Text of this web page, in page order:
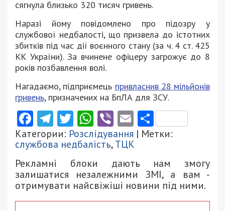
сягнула близько 320 тисяч гривень.
Наразі йому повідомлено про підозру у
службової недбалості, що призвела до істотних
збитків під час дії воєнного стану (за ч. 4 ст. 425
КК України). За вчинене офіцеру загрожує до 8
років позбавлення волі.
Нагадаємо, підприємець привласнив 28 мільйонів
гривень, призначених на БпЛА для ЗСУ.
Facebook
Telegram
Twitter
WhatsApp
ViberEmail
Категории: Розслідування | Метки:
службова недбалість,ТЦК
Рекламні блоки дають нам змогу
залишатися незалежними ЗМІ, а вам -
отримувати найсвіжіші новини під ними.